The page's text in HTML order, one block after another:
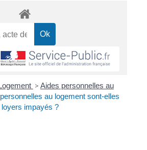
> Aides personnelles au
au logement sont-elles
impayés ?